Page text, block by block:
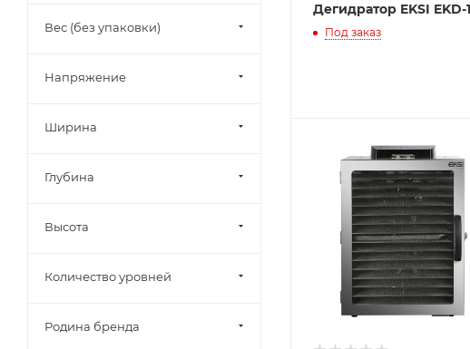
Дегидратор EKSI EKD-
Под заказ
Вес (без упаковки)
Напряжение
Ширина
Глубина
Высота
Количество уровней
Родина бренда